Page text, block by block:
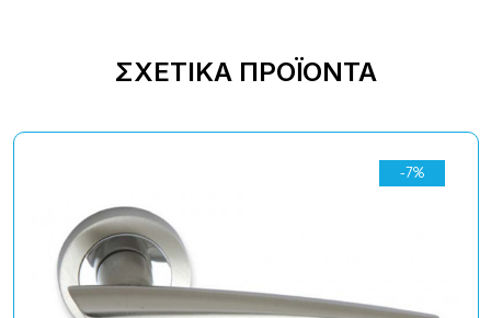
ΣΧΕΤΙΚΆ ΠΡΟΪΌΝΤΑ
-7%